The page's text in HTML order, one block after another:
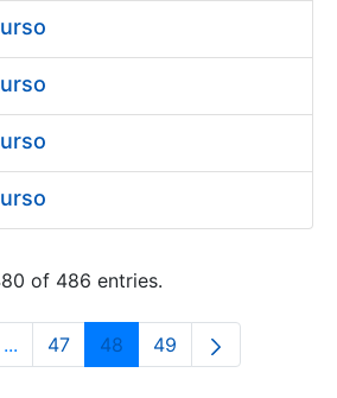
of 486 entries.
...Intermediate Pages Use TAB to
Page
47 Page
48 Page
49